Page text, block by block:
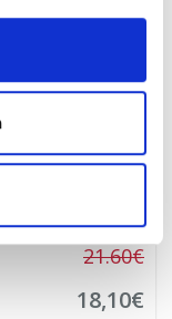
PRECIO ESPECIAL
21.60€
18,10€